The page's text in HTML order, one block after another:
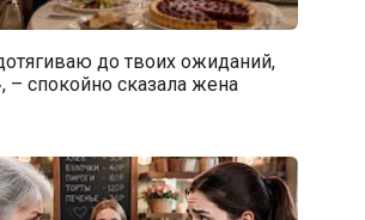
до твоих ожиданий,
– спокойно сказала жена